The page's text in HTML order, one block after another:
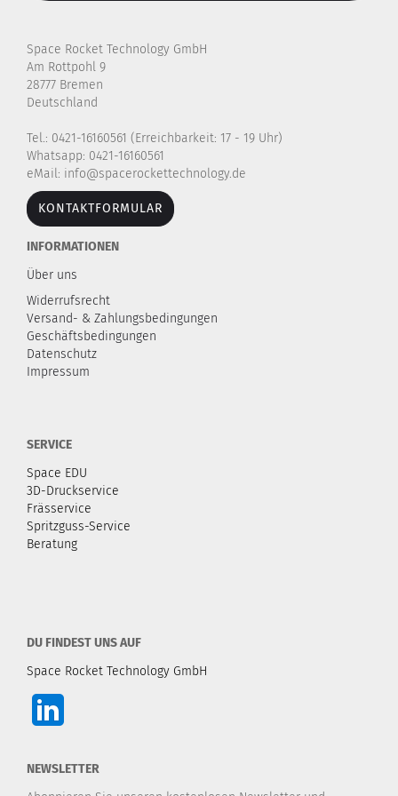
Space Rocket Technology GmbH
Am Rottpohl 9
28777 Bremen
Deutschland
Tel.: 0421-16160561 (Erreichbarkeit: 17 - 19 Uhr)
Whatsapp: 0421-16160561
eMail: info@spacerockettechnology.de
KONTAKTFORMULAR
INFORMATIONEN
Über uns
Widerrufsrecht
Versand- & Zahlungsbedingungen
Geschäftsbedingungen
Datenschutz
Impressum
SERVICE
Space EDU
3D-Druckservice
Frässervice
Spritzguss-Service
Beratung
DU FINDEST UNS AUF
Space Rocket Technology GmbH
NEWSLETTER